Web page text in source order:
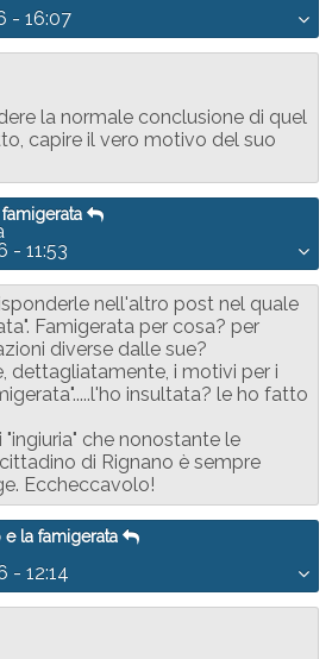
- 16:07
la normale conclusione di quel
capire il vero motivo del suo
- 11:53
nell'altro post nel quale
Famigerata per cosa? per
diverse dalle sue?
dettagliatamente, i motivi per i
insultata? le ho fatto
che nonostante le
di Rignano è sempre
Eccheccavolo!
e la famigerata
- 12:14